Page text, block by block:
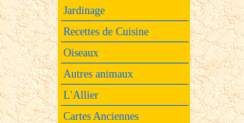
Jardinage
Recettes de Cuisine
Oiseaux
Autres animaux
L'Allier
Cartes Anciennes